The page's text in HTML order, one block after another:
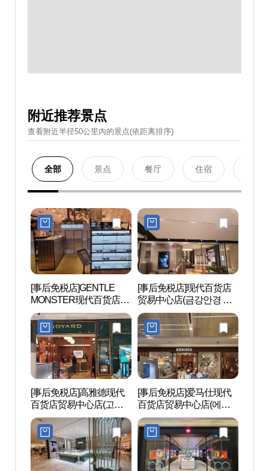
附近推荐景点
查看附近半径50公里內的景点(依距离排序)
全部 景点 餐厅 住宿
[事后免税店]GENTLE
MONSTER现代百货店贸
易中心店(젠틀몬스터 현
대백화점 무역센터점)
[事后免税店]现代百货店
贸易中心店(금강안경 현
대백화점 무역센터점)
[事后免税店]高雅德现代
百货店贸易中心店(고야
드 현대백화점 무역센터
점)
[事后免税店]爱马仕现代
百货店贸易中心店(에르
메스 현대백화점 무역센
터점)